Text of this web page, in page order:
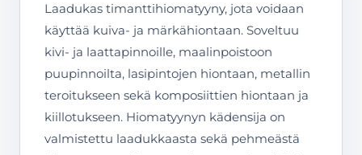
Laadukas timanttihiomatyyny, jota voidaan
käyttää kuiva- ja märkähiontaan. Soveltuu
kivi- ja laattapinnoille, maalinpoistoon
puupinnoilta, lasipintojen hiontaan, metallin
teroitukseen sekä komposiittien hiontaan ja
kiillotukseen. Hiomatyynyn kädensija on
valmistettu laadukkaasta sekä pehmeästä